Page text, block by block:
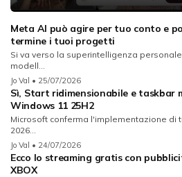
Meta AI può agire per tuo conto e
termine i tuoi progetti
Si va verso la superintelligenza
modell...
Jo Val • 25/07/2026
Sì, Start ridimensionabile e taskbar
Windows 11 25H2
Microsoft conferma l'implementazione di
2026...
Jo Val • 24/07/2026
Ecco lo streaming gratis con
XBOX